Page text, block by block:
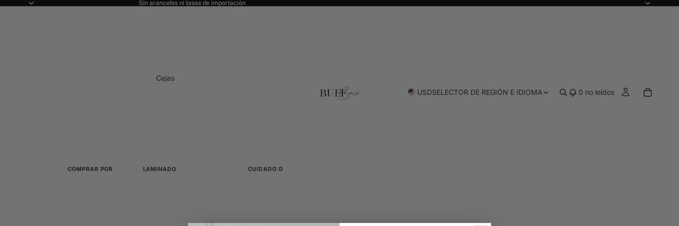
Sin aranceles ni tasas de importación
Cejas
COMPRAR POR LAMINADO CUIDADO DE LAS CEJAS
USDSELECTOR DE REGIÓN E IDIOMA 0 no leídos